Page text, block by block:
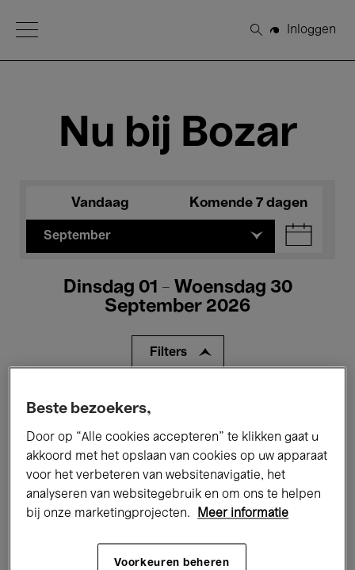
Open Menu
Zoeken
Inloggen
Nu bij Bozar
Vandaag Komende 7 dagen
September
Dinsdag 01 - Woensdag 30
September 2026
Filters
Alle evenementen
Tentoonstellingen Films
Performances Lezingen & Debatten
Jazz Klassieke Muziek Global Music
Beste bezoekers,
Door op “Alle cookies accepteren” te klikken gaat u
akkoord met het opslaan van cookies op uw apparaat
voor het verbeteren van websitenavigatie, het
analyseren van websitegebruik en om ons te helpen
bij onze marketingprojecten.
Meer informatie
Voorkeuren beheren